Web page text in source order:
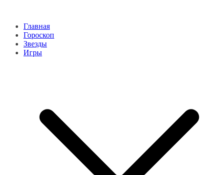
Главная
Гороскоп
Звезды
Игры